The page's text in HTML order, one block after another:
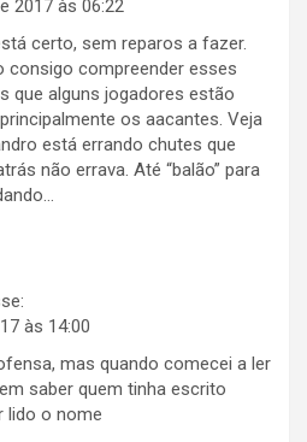
2017 às 06:22
certo, sem reparos a fazer.
consigo compreender esses
que alguns jogadores estão
os aacantes. Veja
está errando chutes que
não errava. Até “balão” para
às 14:00
mas quando comecei a ler
saber quem tinha escrito
lido o nome